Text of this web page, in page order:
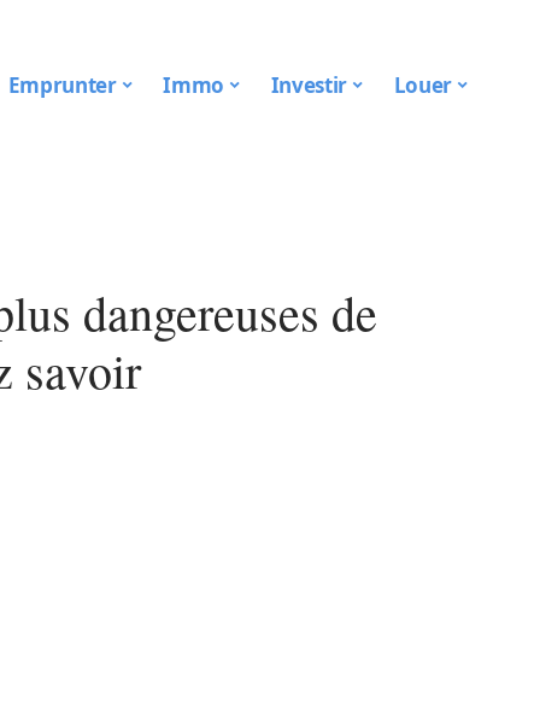
Emprunter Immo Investir Louer
dangereuses de
savoir